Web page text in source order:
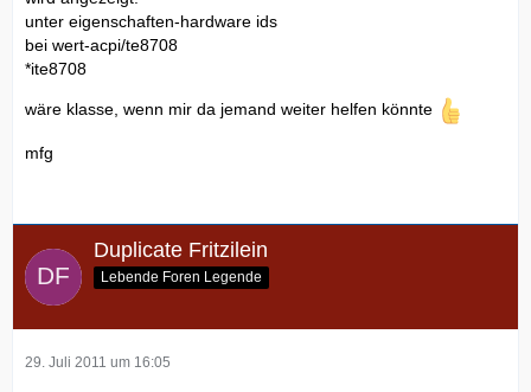
unter eigenschaften-hardware ids
bei wert-acpi/te8708
*ite8708
wäre klasse, wenn mir da jemand weiter helfen könnte
mfg
Duplicate Fritzilein
Lebende Foren Legende
29. Juli 2011 um 16:05